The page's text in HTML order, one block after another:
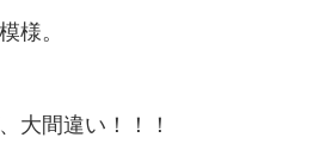
様。
大間違い！！！